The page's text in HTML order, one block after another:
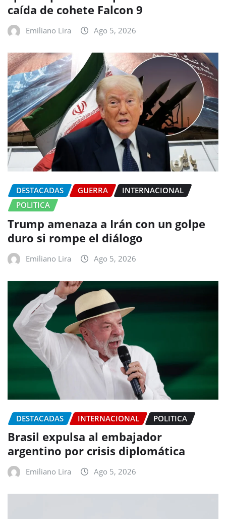
caída de cohete Falcon 9
Emiliano Lira Ago 5, 2026
DESTACADAS GUERRA
INTERNACIONAL
POLITICA
Trump amenaza a Irán con un golpe
duro si rompe el diálogo
Emiliano Lira Ago 5, 2026
DESTACADAS INTERNACIONAL POLITICA
Brasil expulsa al embajador
argentino por crisis diplomática
Emiliano Lira Ago 5, 2026